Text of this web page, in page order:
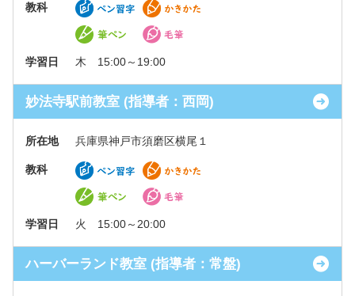
教科
学習日 木 15:00～19:00
妙法寺駅前教室 (指導者：西岡)
所在地 兵庫県神戸市須磨区横尾１
教科
学習日 火 15:00～20:00
ハーバーランド教室 (指導者：常盤)